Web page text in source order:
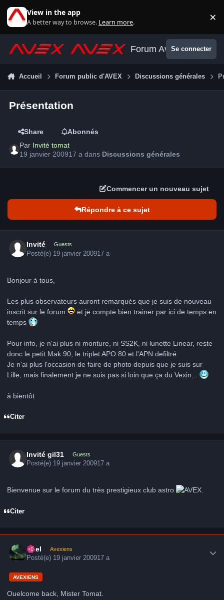
View in the app
A better way to browse. Learn more. ×
Forum AvexSe connecter
Accueil Forum public d'AVEX Discussions générales
Présentation
Share
Abonnés
Par Invité tomat
19 janvier 200917 a dans Discussions générales
Commencer un nouveau sujet
Répondre à ce sujet
Invité Guests
Posté(e) 19 janvier 200917 a
Bonjour à tous,
Les plus observateurs auront remarqués que je suis de nouveau
inscrit sur le forum
et je compte bien trainer par ici de temps en
temps
Pour info, je n'ai plus ni monture, ni SS2K, ni lunette Linear, reste
donc le petit Mak 90, le triplet APO 80 et l'APN defiltré.
Je n'ai plus l'occasion de faire de photo depuis que je suis sur
Lille, mais finalement je ne suis pas si loin que ça du Vexin...
à bientôt
Citer
Invité gil31 Guests
Posté(e) 19 janvier 200917 a
Bienvenue sur le forum du très prestigieux club astro .
Citer
Axel Avexiens
Posté(e) 19 janvier 200917 a
AVEXIENS
Ouelcome back, Mister Tomat.